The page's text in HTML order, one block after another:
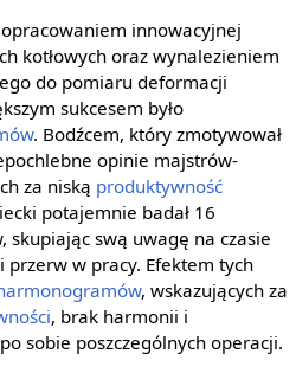
innowacyjnej
kotłowych oraz wynalezieniem
do pomiaru deformacji
sukcesem było
. Bodźcem, który zmotywował
opinie majstrów-
za niską produktywność
potajemnie badał 16
swą uwagę na czasie
przerw w pracy. Efektem tych
, wskazujących za
, brak harmonii i
sobie poszczególnych operacji.